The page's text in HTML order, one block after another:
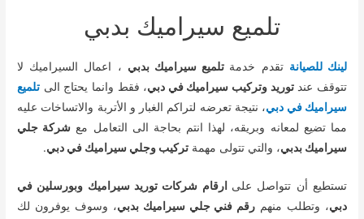
تلميع سيراميك بدبي
لينك للصيانة تقدم خدمة تلميع سيراميك بدبي ، اعمال السيراميك لا
تتوقف عندتوريد وتركيب سيراميك في دبي، فقط وانما يحتاج الى تلميع
سيراميك في دبي، نتيجة تعرضه لتراكم الغبار و الأتربة والاتساخات عليه
مما تضيع لمعانه وبريقه، لهذا انتم بحاجة الى التعامل مع شركة جلي
سيراميك بدبي، والتي تتولى مهمةتركيب وجلي سيراميك في دبي.
تستطيع أن تتواصل على ارقام شركات توريد سيراميك وبورسلين في
دبي، وتطلب منهم رقم فني جلي سيراميك بدبي، وسوف يوفرون لك